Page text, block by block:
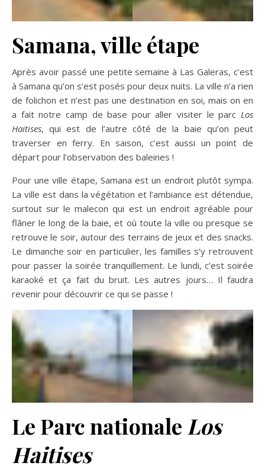
Samana, ville étape
Après avoir passé une petite semaine à Las Galeras, c’est
à Samana qu’on s’est posés pour deux nuits. La ville n’a rien
de folichon et n’est pas une destination en soi, mais on en
a fait notre camp de base pour aller visiter le parc Los
Haitises, qui est de l’autre côté de la baie qu’on peut
traverser en ferry. En saison, c’est aussi un point de
départ pour l’observation des baleines !
Pour une ville étape, Samana est un endroit plutôt sympa.
La ville est dans la végétation et l’ambiance est détendue,
surtout sur le malecon qui est un endroit agréable pour
flâner le long de la baie, et où toute la ville ou presque se
retrouve le soir, autour des terrains de jeux et des snacks.
Le dimanche soir en particulier, les familles s’y retrouvent
pour passer la soirée tranquillement. Le lundi, c’est soirée
karaoké et ça fait du bruit. Les autres jours… Il faudra
revenir pour découvrir ce qui se passe !
Le Parc nationale Los
Haitises